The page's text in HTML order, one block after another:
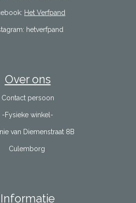
Het Verfpand
hetverfpand
Over ons
Contact persoon
-Fysieke winkel-
van Diemenstraat 8B
Culemborg
Informatie